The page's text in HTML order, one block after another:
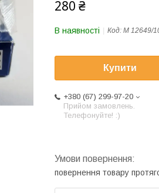
280 ₴
В наявності Код: M 12649/
Купити
+380 (67) 299-97-20
Прийом замовлень.
Телефонуйте! :)
повернення товару